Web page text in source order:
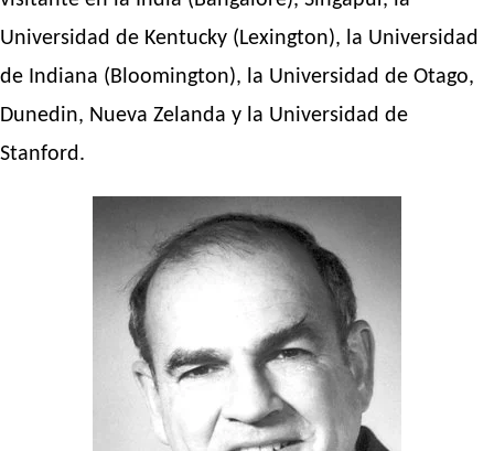
Universidad de Kentucky (Lexington), la Universidad
de Indiana (Bloomington), la Universidad de Otago,
Dunedin, Nueva Zelanda y la Universidad de
Stanford.